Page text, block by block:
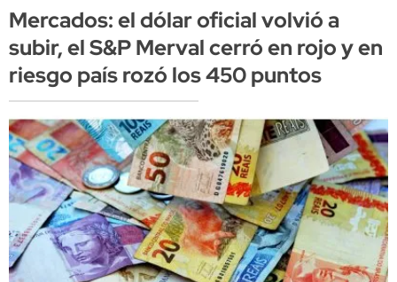
Mercados: el dólar oficial volvió a
subir, el S&P Merval cerró en rojo y en
riesgo país rozó los 450 puntos